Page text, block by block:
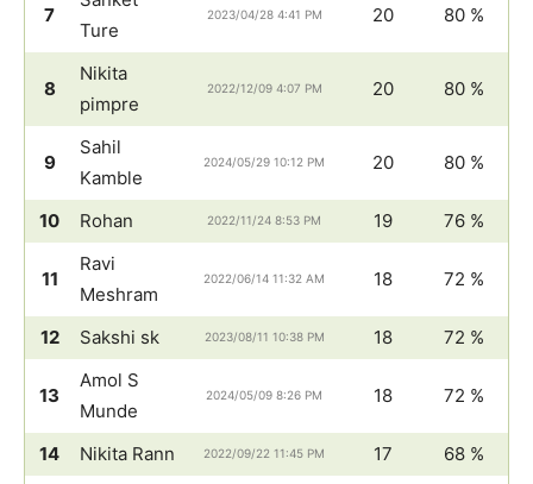
7
Ture
2023/04/28 4:41 PM 20 80 %
8
Nikita
pimpre
2022/12/09 4:07 PM 20 80 %
9
Sahil
Kamble
2024/05/29 10:12 PM 20 80 %
10 Rohan 2022/11/24 8:53 PM 19 76 %
11
Ravi
Meshram
2022/06/14 11:32 AM 18 72 %
12 Sakshi sk 2023/08/11 10:38 PM 18 72 %
13
Amol S
Munde
2024/05/09 8:26 PM 18 72 %
14 Nikita Rann 2022/09/22 11:45 PM 17
68 %